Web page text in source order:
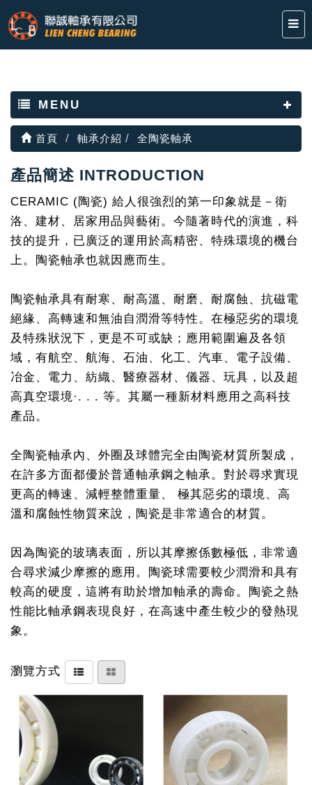
MENU
首頁 軸承介紹 全陶瓷軸承
產品簡述 INTRODUCTION
CERAMIC (陶瓷) 給人很強烈的第一印象就是－衛
洛、建材、居家用品與藝術。今隨著時代的演進，科
技的提升，已廣泛的運用於高精密、特殊環境的機台
上。陶瓷軸承也就因應而生。
陶瓷軸承具有耐寒、耐高溫、耐磨、耐腐蝕、抗磁電
絕緣、高轉速和無油自潤滑等特性。在極惡劣的環境
及特殊狀況下，更是不可或缺；應用範圍遍及各領
域，有航空、航海、石油、化工、汽車、電子設備、
冶金、電力、紡織、醫療器材、儀器、玩具，以及超
高真空環境·. . . 等。其屬一種新材料應用之高科技
產品。
全陶瓷軸承內、外圈及球體完全由陶瓷材質所製成，
在許多方面都優於普通軸承鋼之軸承。對於尋求實現
更高的轉速、減輕整體重量、 極其惡劣的環境、高
溫和腐蝕性物質來說，陶瓷是非常適合的材質。
因為陶瓷的玻璃表面，所以其摩擦係數極低，非常適
合尋求減少摩擦的應用。陶瓷球需要較少潤滑和具有
較高的硬度，這將有助於增加軸承的壽命。陶瓷之熱
性能比軸承鋼表現良好，在高速中產生較少的發熱現
象。
瀏覽方式